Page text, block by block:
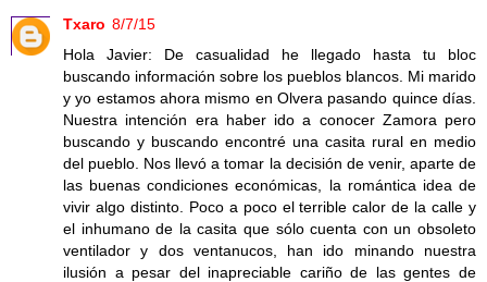
Txaro 8/7/15
Hola Javier: De casualidad he llegado hasta tu bloc
buscando información sobre los pueblos blancos. Mi marido
y yo estamos ahora mismo en Olvera pasando quince días.
Nuestra intención era haber ido a conocer Zamora pero
buscando y buscando encontré una casita rural en medio
del pueblo. Nos llevó a tomar la decisión de venir, aparte de
las buenas condiciones económicas, la romántica idea de
vivir algo distinto. Poco a poco el terrible calor de la calle y
el inhumano de la casita que sólo cuenta con un obsoleto
ventilador y dos ventanucos, han ido minando nuestra
ilusión a pesar del inapreciable cariño de las gentes de